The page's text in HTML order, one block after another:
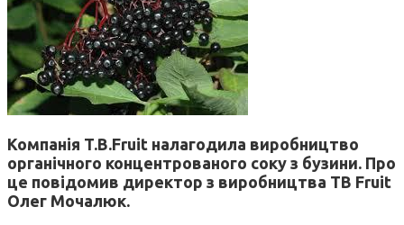
Компанія T.B.Fruit налагодила виробництво
органічного концентрованого соку з бузини. Про
це повідомив директор з виробництва TB Fruit
Олег Мочалюк.